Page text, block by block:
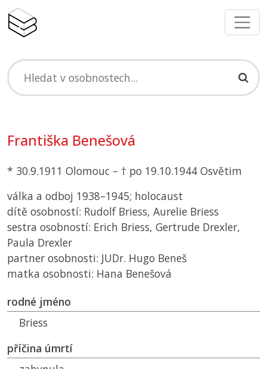
Františka Benešová
* 30.9.1911 Olomouc – † po 19.10.1944 Osvětim
válka a odboj 1938–1945; holocaust
dítě osobností: Rudolf Briess, Aurelie Briess
sestra osobností: Erich Briess, Gertrude Drexler,
Paula Drexler
partner osobnosti: JUDr. Hugo Beneš
matka osobnosti: Hana Benešová
rodné jméno
Briess
příčina úmrtí